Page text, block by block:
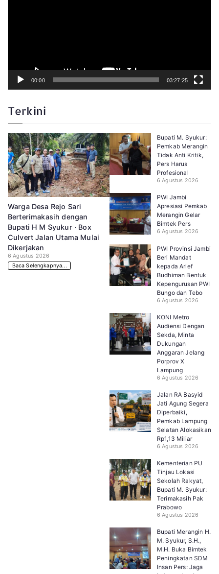
00:00 03:27:25
Terkini
Warga Desa Rejo Sari
Berterimakasih dengan
Bupati H M Syukur · Box
Culvert Jalan Utama Mulai
Dikerjakan
6 Agustus 2026
Baca Selengkapnya...
Bupati M. Syukur:
Pemkab Merangin
Tidak Anti Kritik,
Pers Harus
Profesional
6 Agustus 2026
PWI Jambi
Apresiasi Pemkab
Merangin Gelar
Bimtek Pers
6 Agustus 2026
PWI Provinsi Jambi
Beri Mandat
kepada Arief
Budhiman Bentuk
Kepengurusan PWI
Bungo dan Tebo
6 Agustus 2026
KONI Metro
Audiensi Dengan
Sekda, Minta
Dukungan
Anggaran Jelang
Porprov X
Lampung
6 Agustus 2026
Jalan RA Basyid
Jati Agung Segera
Diperbaiki,
Pemkab Lampung
Selatan Alokasikan
Rp1,13 Miliar
6 Agustus 2026
Kementerian PU
Tinjau Lokasi
Sekolah Rakyat,
Bupati M. Syukur:
Terimakasih Pak
Prabowo
6 Agustus 2026
Bupati Merangin H.
M. Syukur, S.H.,
M.H. Buka Bimtek
Peningkatan SDM
Insan Pers: Jaga